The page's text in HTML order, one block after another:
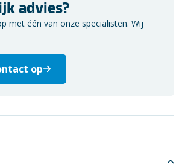
advies?
met één van onze specialisten. Wij
op